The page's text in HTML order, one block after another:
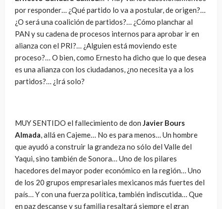
por responder… ¿Qué partido lo va a postular, de origen?…
¿O será una coalición de partidos?… ¿Cómo planchar al
PAN y su cadena de procesos internos para aprobar ir en
alianza con el PRI?… ¿Alguien está moviendo este
proceso?… O bien, como Ernesto ha dicho que lo que desea
es una alianza con los ciudadanos, ¿no necesita ya a los
partidos?… ¿Irá solo?
MUY SENTIDO el fallecimiento de don Javier Bours
Almada, allá en Cajeme… No es para menos… Un hombre
que ayudó a construir la grandeza no sólo del Valle del
Yaqui, sino también de Sonora… Uno de los pilares
hacedores del mayor poder económico en la región… Uno
de los 20 grupos empresariales mexicanos más fuertes del
país… Y con una fuerza política, también indiscutida… Que
en paz descanse y su familia resaltará siempre el gran